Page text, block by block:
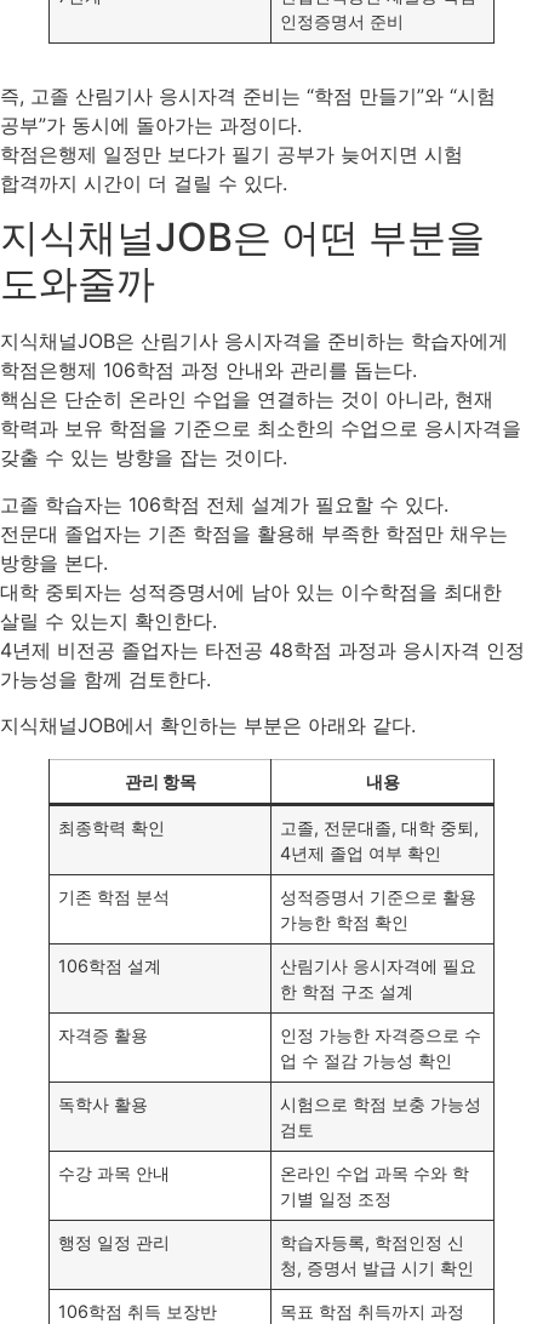
인정증명서 준비
즉, 고졸 산림기사 응시자격 준비는 “학점 만들기”와 “시험
공부”가 동시에 돌아가는 과정이다.
학점은행제 일정만 보다가 필기 공부가 늦어지면 시험
합격까지 시간이 더 걸릴 수 있다.
지식채널JOB은 어떤 부분을
도와줄까
지식채널JOB은 산림기사 응시자격을 준비하는 학습자에게
학점은행제 106학점 과정 안내와 관리를 돕는다.
핵심은 단순히 온라인 수업을 연결하는 것이 아니라, 현재
학력과 보유 학점을 기준으로 최소한의 수업으로 응시자격을
갖출 수 있는 방향을 잡는 것이다.
고졸 학습자는 106학점 전체 설계가 필요할 수 있다.
전문대 졸업자는 기존 학점을 활용해 부족한 학점만 채우는
방향을 본다.
대학 중퇴자는 성적증명서에 남아 있는 이수학점을 최대한
살릴 수 있는지 확인한다.
4년제 비전공 졸업자는 타전공 48학점 과정과 응시자격 인정
가능성을 함께 검토한다.
지식채널JOB에서 확인하는 부분은 아래와 같다.
관리 항목 내용
최종학력 확인
고졸, 전문대졸, 대학 중퇴,
4년제 졸업 여부 확인
기존 학점 분석
성적증명서 기준으로 활용
가능한 학점 확인
106학점 설계
산림기사 응시자격에 필요
한 학점 구조 설계
자격증 활용
인정 가능한 자격증으로 수
업 수 절감 가능성 확인
독학사 활용
시험으로 학점 보충 가능성
검토
수강 과목 안내
온라인 수업 과목 수와 학
기별 일정 조정
행정 일정 관리
학습자등록, 학점인정 신
청, 증명서 발급 시기 확인
106학점 취득 보장반
목표 학점 취득까지 과정